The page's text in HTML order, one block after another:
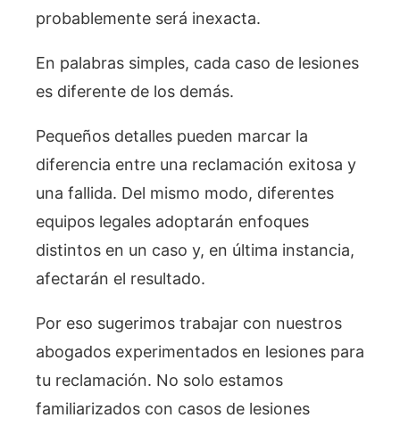
probablemente será inexacta.
En palabras simples, cada caso de lesiones
es diferente de los demás.
Pequeños detalles pueden marcar la
diferencia entre una reclamación exitosa y
una fallida. Del mismo modo, diferentes
equipos legales adoptarán enfoques
distintos en un caso y, en última instancia,
afectarán el resultado.
Por eso sugerimos trabajar con nuestros
abogados experimentados en lesiones para
tu reclamación. No solo estamos
familiarizados con casos de lesiones